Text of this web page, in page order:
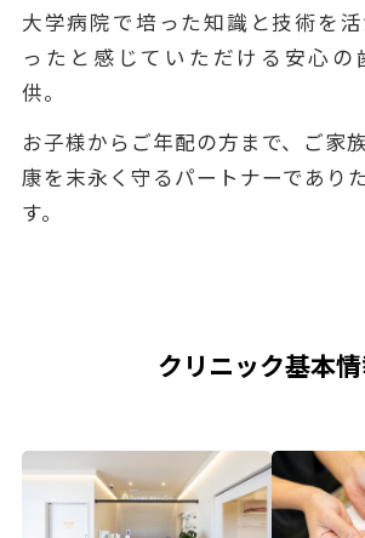
大学病院で培った知識と技術を
ったと感じていただける安心の
供。
お子様からご年配の方まで、ご家
康を末永く守るパートナーであり
す。
クリニック基本